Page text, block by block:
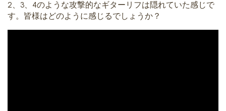
2、3、4のような攻撃的なギターリフは隠れていた感じで
す。皆様はどのように感じるでしょうか？